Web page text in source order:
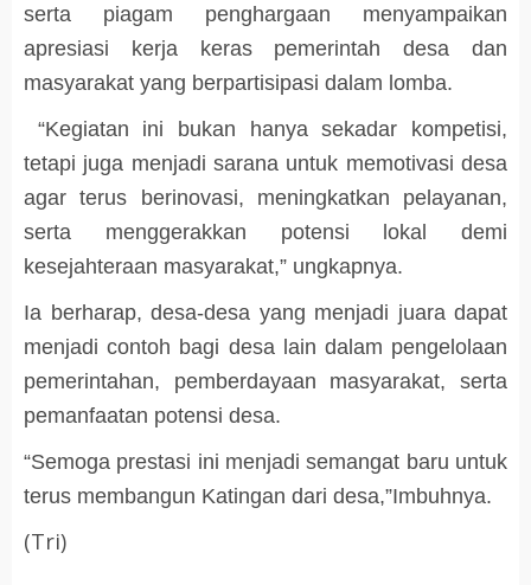
serta piagam penghargaan menyampaikan
apresiasi kerja keras pemerintah desa dan
masyarakat yang berpartisipasi dalam lomba.
“Kegiatan ini bukan hanya sekadar kompetisi,
tetapi juga menjadi sarana untuk memotivasi desa
agar terus berinovasi, meningkatkan pelayanan,
serta menggerakkan potensi lokal demi
kesejahteraan masyarakat,” ungkapnya.
Ia berharap, desa-desa yang menjadi juara dapat
menjadi contoh bagi desa lain dalam pengelolaan
pemerintahan, pemberdayaan masyarakat, serta
pemanfaatan potensi desa.
“Semoga prestasi ini menjadi semangat baru untuk
terus membangun Katingan dari desa,”Imbuhnya.
(Tri)